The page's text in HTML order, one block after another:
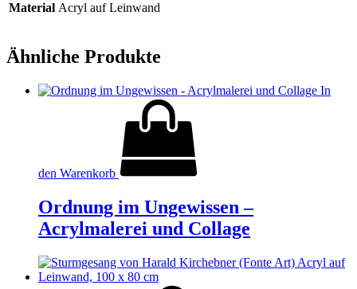
Material Acryl auf Leinwand
Ähnliche Produkte
In
den Warenkorb
Ordnung im Ungewissen –
Acrylmalerei und Collage